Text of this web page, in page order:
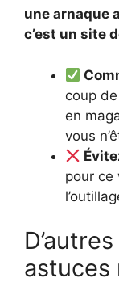
une arnaque
c’est un site
coup
en
vous
pour ce
astuces